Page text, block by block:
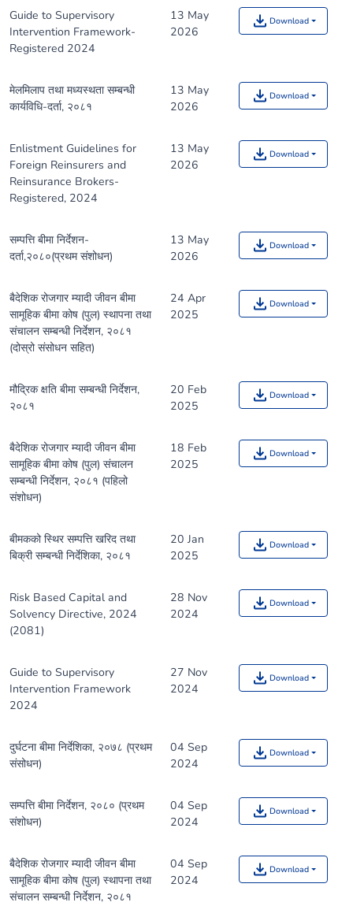
Guide to Supervisory
Intervention Framework-
Registered 2024
13 May
2026
Download
मेलमिलाप तथा मध्यस्थता सम्बन्धी
कार्यविधि-दर्ता, २०८१
13 May
2026
Download
Enlistment Guidelines for
Foreign Reinsurers and
Reinsurance Brokers-
Registered, 2024
13 May
2026
Download
सम्पत्ति बीमा निर्देशन-
दर्ता,२०८०(प्रथम संशोधन)
13 May
2026
Download
बैदेशिक रोजगार म्यादी जीवन बीमा
सामूहिक बीमा कोष (पुल) स्थापना तथा
संचालन सम्बन्धी निर्देशन, २०८१
(दोस्रो संसोधन सहित)
24 Apr
2025
Download
मौद्रिक क्षति बीमा सम्बन्धी निर्देशन,
२०८१
20 Feb
2025
Download
बैदेशिक रोजगार म्यादी जीवन बीमा
सामूहिक बीमा कोष (पुल) संचालन
सम्बन्धी निर्देशन, २०८१ (पहिलो
संशोधन)
18 Feb
2025
Download
बीमकको स्थिर सम्पत्ति खरिद तथा
बिक्री सम्बन्धी निर्देशिका, २०८१
20 Jan
2025
Download
Risk Based Capital and
Solvency Directive, 2024
(2081)
28 Nov
2024
Download
Guide to Supervisory
Intervention Framework
2024
27 Nov
2024
Download
दुर्घटना बीमा निर्देशिका, २०७८ (प्रथम
संसोधन)
04 Sep
2024
Download
सम्पत्ति बीमा निर्देशन, २०८० (प्रथम
संशोधन)
04 Sep
2024
Download
बैदेशिक रोजगार म्यादी जीवन बीमा
सामूहिक बीमा कोष (पुल) स्थापना तथा
संचालन सम्बन्धी निर्देशन, २०८१
04 Sep
2024
Download